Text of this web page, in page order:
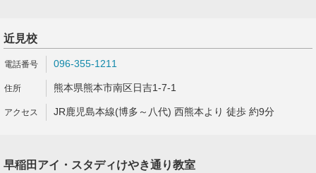
近見校
096-355-1211
熊本県熊本市南区日吉1-7-1
JR鹿児島本線(博多～八代) 西熊本より 徒歩 約9分
早稲田アイ・スタディけやき通り教室